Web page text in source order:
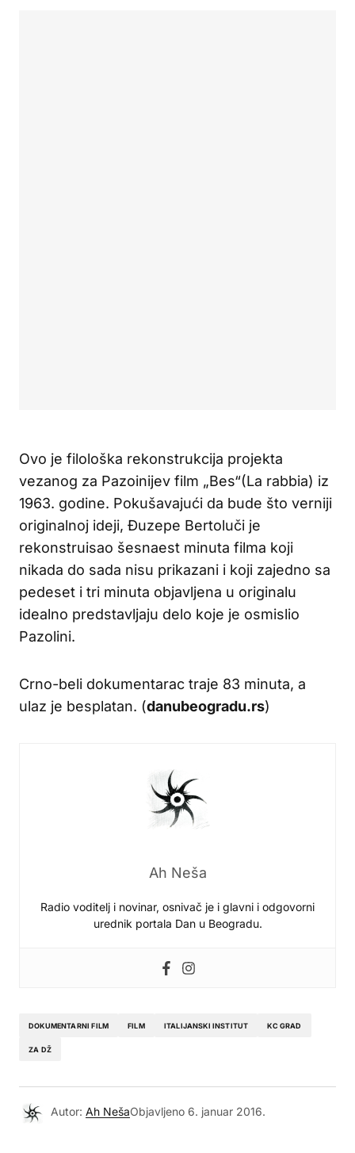
Ovo je filološka rekonstrukcija projekta
vezanog za Pazoinijev film „Bes“(La rabbia) iz
1963. godine. Pokušavajući da bude što verniji
originalnoj ideji, Đuzepe Bertoluči je
rekonstruisao šesnaest minuta filma koji
nikada do sada nisu prikazani i koji zajedno sa
pedeset i tri minuta objavljena u originalu
idealno predstavljaju delo koje je osmislio
Pazolini.
Crno-beli dokumentarac traje 83 minuta, a
ulaz je besplatan. (danubeogradu.rs)
Ah Neša
Radio voditelj i novinar, osnivač je i glavni i odgovorni
urednik portala Dan u Beogradu.
DOKUMENTARNI FILM FILM ITALIJANSKI INSTITUT KC GRAD
ZA DŽ
Autor: Ah NešaObjavljeno 6. januar 2016.